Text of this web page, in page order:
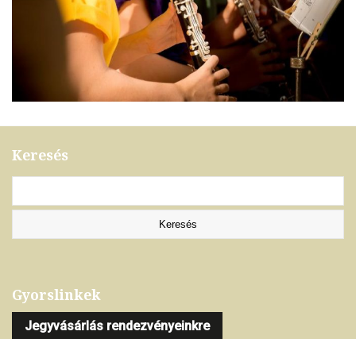
Keresés
Gyorslinkek
Jegyvásárlás rendezvényeinkre